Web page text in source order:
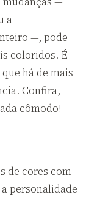
a
—, pode
coloridos. É
há de mais
Confira,
cômodo!
de cores com
personalidade